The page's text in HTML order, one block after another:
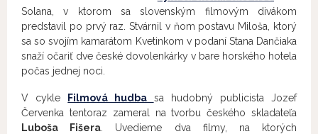
Solana, v ktorom sa slovenským filmovým divákom
predstavil po prvý raz. Stvárnil v ňom postavu Miloša, ktorý
sa so svojím kamarátom Kvetinkom v podaní Stana Dančiaka
snaží očariť dve české dovolenkárky v bare horského hotela
počas jednej noci.
V cykle Filmová hudba sa hudobný publicista Jozef
Červenka tentoraz zameral na tvorbu českého skladateľa
Luboša Fišera . Uvedieme dva filmy, na ktorých